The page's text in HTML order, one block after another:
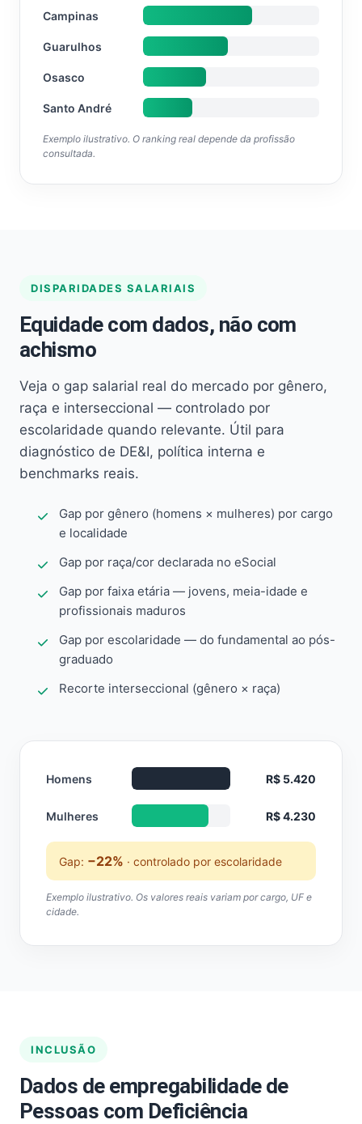
Campinas
Guarulhos
Osasco
Santo André
Exemplo ilustrativo. O ranking real depende da profissão
consultada.
DISPARIDADES SALARIAIS
Equidade com dados, não com
achismo
Veja o gap salarial real do mercado por gênero,
raça e interseccional — controlado por
escolaridade quando relevante. Útil para
diagnóstico de DE&I, política interna e
benchmarks reais.
Gap por gênero (homens × mulheres) por cargo
e localidade
Gap por raça/cor declarada no eSocial
Gap por faixa etária — jovens, meia-idade e
profissionais maduros
Gap por escolaridade — do fundamental ao pós-
graduado
Recorte interseccional (gênero × raça)
Homens R$ 5.420
Mulheres R$ 4.230
Gap: −22% · controlado por escolaridade
Exemplo ilustrativo. Os valores reais variam por cargo, UF e
cidade.
INCLUSÃO
Dados de empregabilidade de
Pessoas com Deficiência